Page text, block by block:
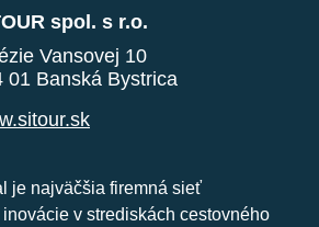
spol. s r.o.
Vansovej 10
01 Banská Bystrica
je najväčšia firemná sieť
v strediskách cestovného